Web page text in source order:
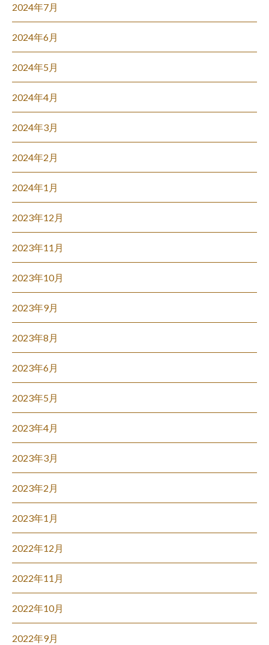
2024年7月
2024年6月
2024年5月
2024年4月
2024年3月
2024年2月
2024年1月
2023年12月
2023年11月
2023年10月
2023年9月
2023年8月
2023年6月
2023年5月
2023年4月
2023年3月
2023年2月
2023年1月
2022年12月
2022年11月
2022年10月
2022年9月